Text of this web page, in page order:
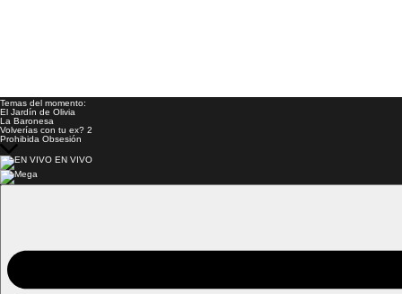
Temas del momento:
El Jardín de Olivia
La Baronesa
Volverías con tu ex? 2
Prohibida Obsesión
EN VIVO